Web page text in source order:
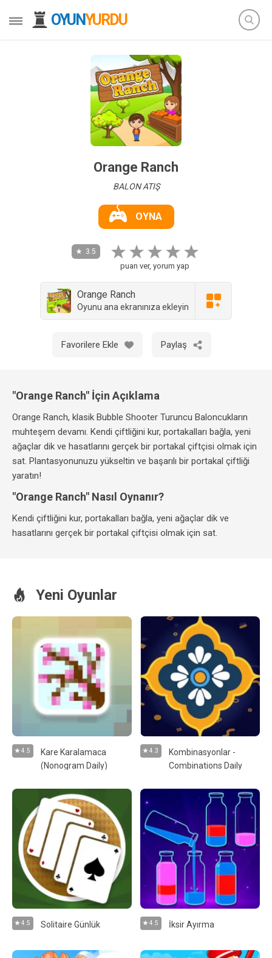
OYUNYURDU
Orange Ranch
BALON ATIŞ
OYNA
3.5
puan ver, yorum yap
Orange Ranch
Oyunu ana ekranınıza ekleyin
Favorilere Ekle Paylaş
"Orange Ranch" İçin Açıklama
Orange Ranch, klasik Bubble Shooter Turuncu Baloncukların
muhteşem devamı. Kendi çiftliğini kur, portakalları bağla, yeni
ağaçlar dik ve hasatlarını gerçek bir portakal çiftçisi olmak için
sat. Plantasyonunuzu yükseltin ve başarılı bir portakal çiftliği
yaratın!
"Orange Ranch" Nasıl Oynanır?
Kendi çiftliğini kur, portakalları bağla, yeni ağaçlar dik ve
hasatlarını gerçek bir portakal çiftçisi olmak için sat.
Yeni Oyunlar
4.5
Kare Karalamaca
(Nonogram Daily)
4.3
Kombinasyonlar -
Combinations Daily
4.5 Solitaire Günlük 4.5 İksir Ayırma